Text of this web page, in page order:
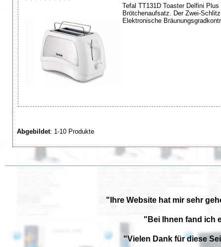
Tefal TT131D Toaster Delfini
Brötchenaufsatz. Der Zwei-
Elektronische
Abgebildet: 1-10 Produkte
"Ihre Website hat mir sehr
"Bei Ihnen fand ich
"Vielen Dank für diese